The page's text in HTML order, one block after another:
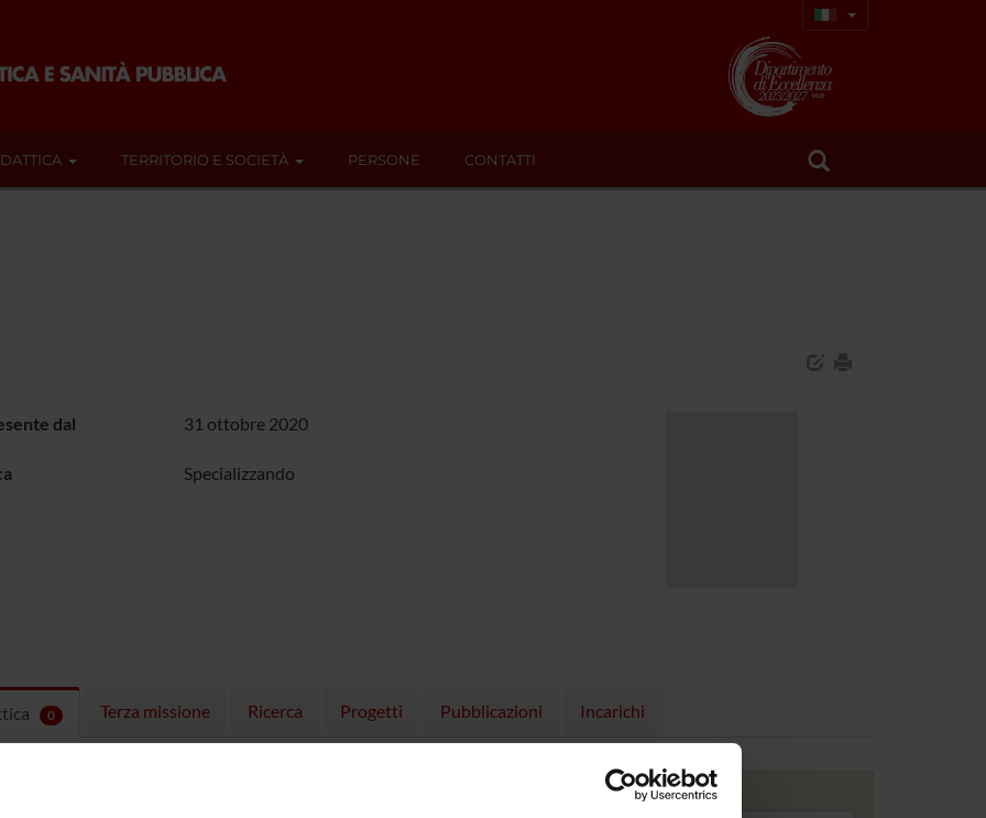
TERRITORIO E SOCIETÀ PERSONE CONTATTI
dal 31 ottobre 2020
Specializzando
0 Terza missione Ricerca Progetti Pubblicazioni Incarichi
Anno accademico